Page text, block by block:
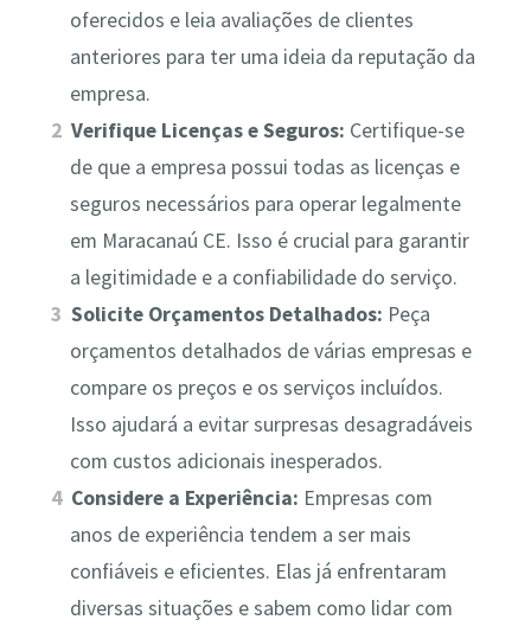
oferecidos e leia avaliações de clientes
anteriores para ter uma ideia da reputação da
empresa.
Verifique Licenças e Seguros: Certifique-se
de que a empresa possui todas as licenças e
seguros necessários para operar legalmente
em Maracanaú CE. Isso é crucial para garantir
a legitimidade e a confiabilidade do serviço.
Solicite Orçamentos Detalhados: Peça
orçamentos detalhados de várias empresas e
compare os preços e os serviços incluídos.
Isso ajudará a evitar surpresas desagradáveis
com custos adicionais inesperados.
Considere a Experiência: Empresas com
anos de experiência tendem a ser mais
confiáveis e eficientes. Elas já enfrentaram
diversas situações e sabem como lidar com